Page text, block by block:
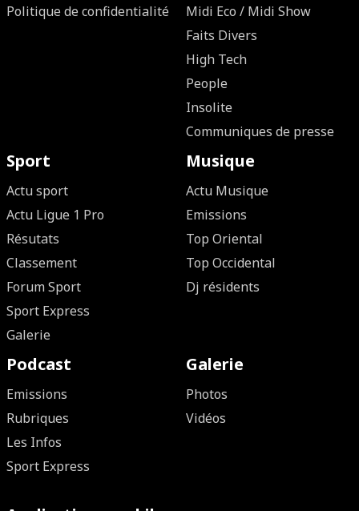
Politique de confidentialité
Midi Eco / Midi Show
Faits Divers
High Tech
People
Insolite
Communiques de presse
Sport
Actu sport
Actu Ligue 1 Pro
Résutats
Classement
Forum Sport
Sport Express
Galerie
Musique
Actu Musique
Emissions
Top Oriental
Top Occidental
Dj résidents
Podcast
Emissions
Rubriques
Les Infos
Sport Express
Galerie
Photos
Vidéos